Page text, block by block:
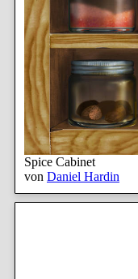
Spice Cabinet
von Daniel Hardin